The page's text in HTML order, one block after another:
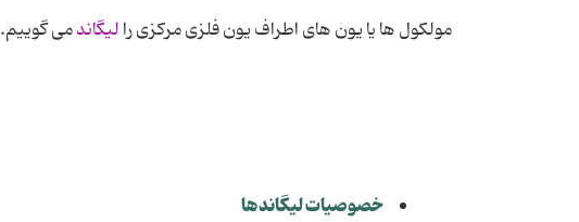
مولکول ها یا یون های اطراف یون فلزی مرکزی رالیگاندمی گوییم.
خصوصیات لیگاندها